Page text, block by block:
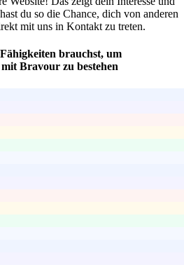
du so die Chance, dich von anderen
mit uns in Kontakt zu treten.
brauchst, um
Bravour zu bestehen